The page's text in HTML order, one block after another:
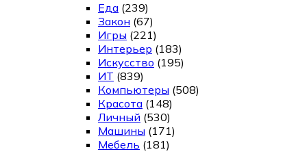
Еда (239)
Закон (67)
Игры (221)
Интерьер (183)
Искусство (195)
ИТ (839)
Компьютеры (508)
Красота (148)
Личный (530)
Машины (171)
Мебель (181)